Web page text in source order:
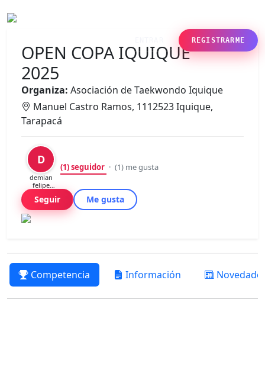
REGISTRARME
OPEN COPA IQUIQUE
2025
Organiza: Asociación de Taekwondo Iquique
Manuel Castro Ramos, 1112523 Iquique,
Tarapacá
D
demian
felipe
gonzalez
beltran
(1)seguidor · (1) me gusta
Seguir Me gusta
Competencia Información